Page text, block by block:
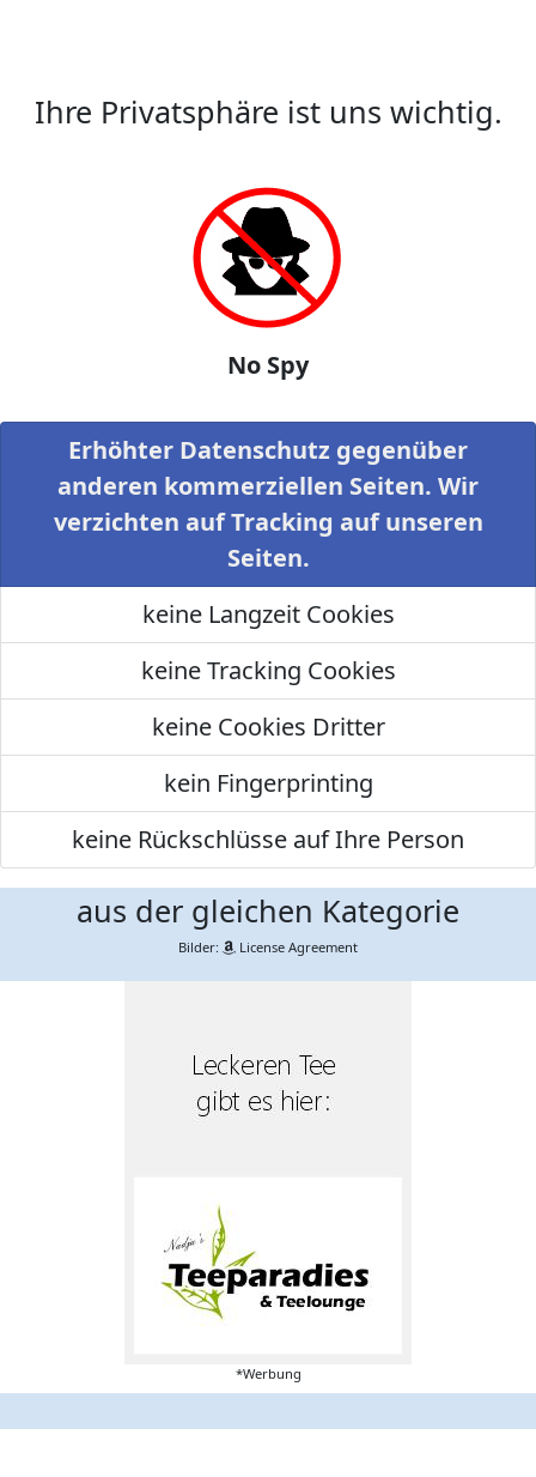
Ihre Privatsphäre ist uns wichtig.
No Spy
Erhöhter Datenschutz gegenüber
anderen kommerziellen Seiten. Wir
verzichten auf Tracking auf unseren
Seiten.
keine Langzeit Cookies
keine Tracking Cookies
keine Cookies Dritter
kein Fingerprinting
keine Rückschlüsse auf Ihre Person
aus der gleichen Kategorie
Bilder: License Agreement
*Werbung